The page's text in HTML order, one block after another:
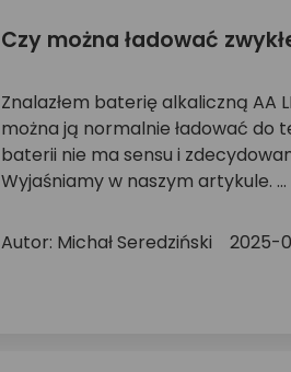
Czy można ładować
Znalazłem baterię alkaliczną AA
można ją normalnie ładować do
baterii nie ma sensu i
Wyjaśniamy w naszym artykule. ...
Autor: Michał Seredziński 2025-